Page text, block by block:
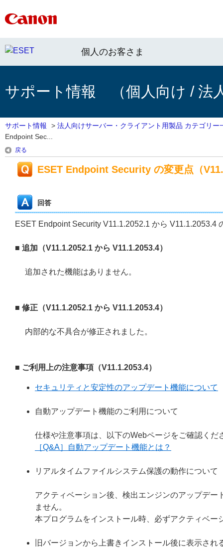
個人のお客さま
サポート情報 （個人向け / 法
サポート情報 > 法人向けサーバー・クライアント用製品 カテゴリー
Endpoint Sec...
戻る
ESET Endpoint Security の変更点（
回答
ESET Endpoint Security V11.1.2052.1 から V11.1.2053.4
■ 追加（V11.1.2052.1 から V11.1.2053.4）
追加された機能はありません。
■ 修正（V11.1.2052.1 から V11.1.2053.4）
内部的な不具合が修正されました。
■ ご利用上の注意事項（V11.1.2053.4）
セキュリティと安定性のアップデート機能について
自動アップデート機能のご利用について
仕様や注意事項は、以下のWebページをご確認くだ
［Q&A］自動アップデート機能とは？
リアルタイムファイルシステム保護の動作について
アクティベーション後、検出エンジンのアップデ
ません。
本プログラムをインストール時、必ずアクティベ
旧バージョンから上書きインストール後に表示され